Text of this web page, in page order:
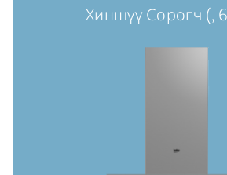
Хиншүү Сорогч (,